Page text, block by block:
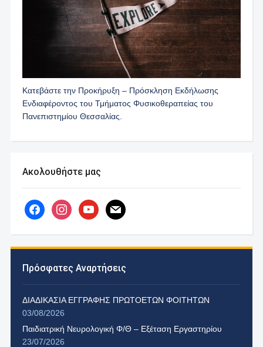
Κατεβάστε την Προκήρυξη – Πρόσκληση Εκδήλωσης
Ενδιαφέροντος του Τμήματος Φυσικοθεραπείας του
Πανεπιστημίου Θεσσαλίας.
Ακολουθήστε μας
facebookinstagramyoutubemail
Πρόσφατες Αναρτήσεις
ΔΙΑΔΙΚΑΣΙΑ ΕΓΓΡΑΦΗΣ ΠΡΩΤΟΕΤΩΝ ΦΟΙΤΗΤΩΝ
03/08/2026
Παιδιατρική Νευρολογική Φ/Θ – Εξέταση Εργαστηρίου
23/07/2026